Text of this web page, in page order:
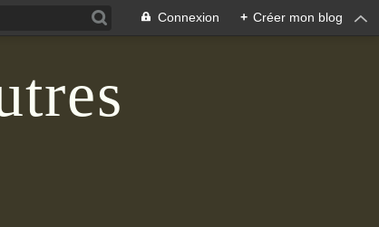
Connexion + Créer mon blog